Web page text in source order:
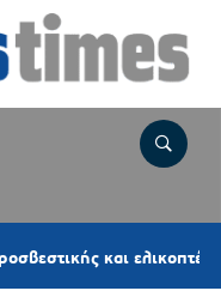
και ελικοπτέρου